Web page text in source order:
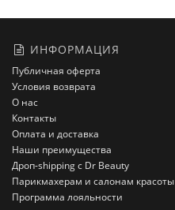
ИНФОРМАЦИЯ
Публичная оферта
Условия возврата
О нас
Контакты
Оплата и доставка
Наши преимущества
Дроп-shipping с Dr Beauty
Парикмахерам и салонам красоты
Программа лояльности